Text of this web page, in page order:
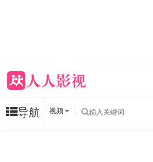
导航 视频